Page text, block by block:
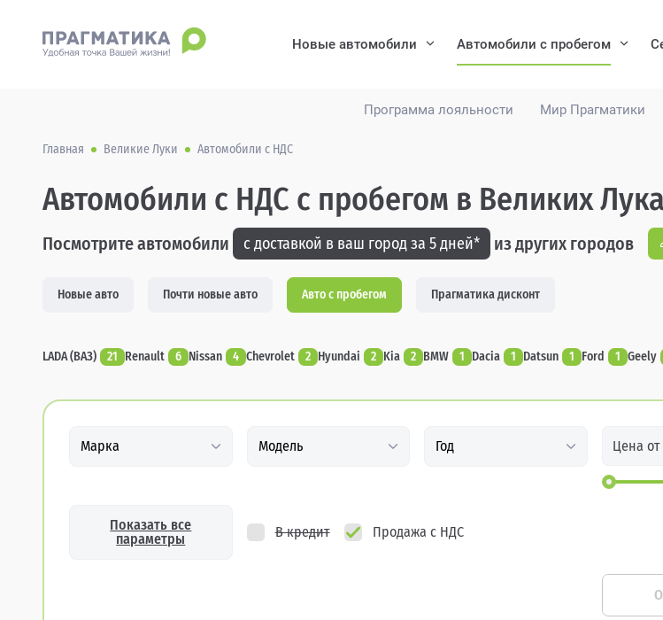
Программа лояльности Мир Прагматики
Новые автомобили Автомобили с пробегом
Главная Великие Луки Автомобили с НДС
Автомобили с НДС с пробегом в Великих
Посмотрите автомобили с доставкой в ваш город за 5 дней* из других городов
Новые авто Почти новые авто Авто с пробегом Прагматика дисконт
LADA (ВАЗ) 21 Renault 6 Nissan 4 Chevrolet 2 Hyundai 2 Kia 2 BMW 1 Dacia 1 Datsun 1 Ford 1 Geely
Марка Модель Год Цена от
Показать все
параметры
В кредит Продажа с НДС